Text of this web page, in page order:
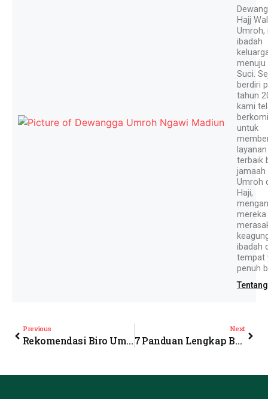
Hajj Wal
Umroh,
ibadah
menuju
Suci.
berdiri
tahun
kami
untuk
layanan
terbaik
jamaah
Umroh
Haji,
mereka
ibadah
tempat
penuh
Previous
Rekomendasi Biro Umroh Madiun Nyaman: Dewangga Ngawi Madiun
Next
7 Panduan Lengkap Biaya Umroh Magetan: Jangan Sampai Salah Pilih Travel!